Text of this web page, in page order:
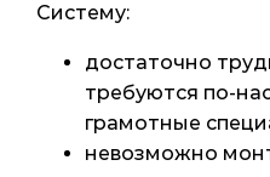
Систему:
достаточно
требуются по-
грамотные
невозможно